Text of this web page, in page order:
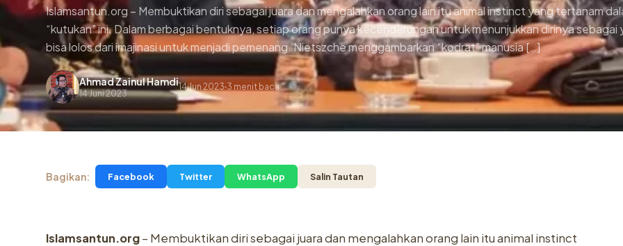
Islamsantun.org – Membuktikan diri sebagai juara dan mengalahkan orang lain itu animal instinct yang tertanam
“kutukan” ini. Dalam berbagai bentuknya, setiap orang punya kecenderungan untuk menunjukkan dirinya
bisa lolos dari imajinasi untuk menjadi pemenang. Nietszche menggambarkan “kodrat” manusia […]
Ahmad Zainul Hamdi
14 Juni 2023
14 Jun 2023.3 menit baca
Bagikan: Facebook Twitter WhatsApp Salin Tautan
Islamsantun.org– Membuktikan diri sebagai juara dan mengalahkan orang lain itu animal instinct